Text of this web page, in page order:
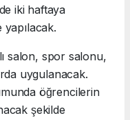
iki haftaya
salon, spor salonu,
uygulanacak.
öğrencilerin
şekilde